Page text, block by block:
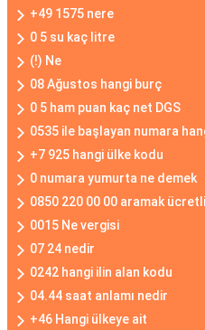
+49 1575 nere
0 5 su kaç litre
(!) Ne
08 Ağustos hangi burç
0 5 ham puan kaç net DGS
0535 ile başlayan numara
+7 925 hangi ülke kodu
0 numara yumurta ne demek
0850 220 00 00 aramak
0015 Ne vergisi
07 24 nedir
0242 hangi ilin alan kodu
04.44 saat anlamı nedir
+46 Hangi ülkeye ait